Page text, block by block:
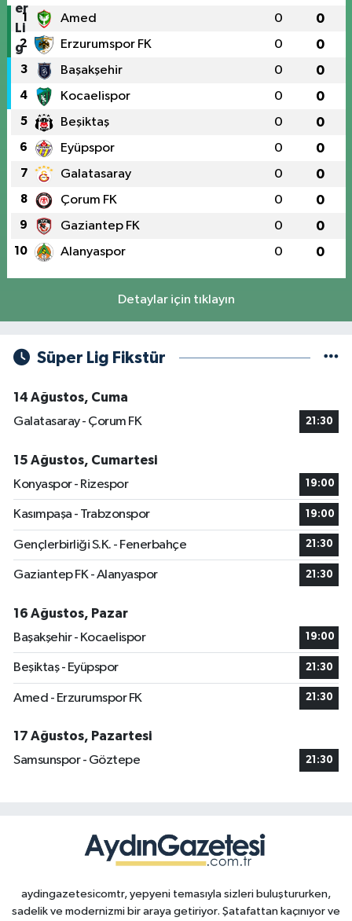
1 Amed 0 0
2 Erzurumspor FK 0 0
3 Başakşehir 0 0
4 Kocaelispor 0 0
5 Beşiktaş 0 0
6 Eyüpspor 0 0
7 Galatasaray 0 0
8 Çorum FK 0 0
9 Gaziantep FK 0 0
10 Alanyaspor 0 0
Detaylar için tıklayın
Süper Lig Fikstür
14 Ağustos, Cuma
Galatasaray - Çorum FK
21:30
15 Ağustos, Cumartesi
Konyaspor - Rizespor
19:00
Kasımpaşa - Trabzonspor 19:00
Gençlerbirliği S.K. - Fenerbahçe 21:30
Gaziantep FK - Alanyaspor 21:30
16 Ağustos, Pazar
Başakşehir - Kocaelispor
19:00
Beşiktaş - Eyüpspor 21:30
Amed - Erzurumspor FK 21:30
17 Ağustos, Pazartesi
Samsunspor - Göztepe
21:30
aydingazetesicomtr, yepyeni temasıyla sizleri buluştururken,
sadelik ve modernizmi bir araya getiriyor. Şatafattan kaçınıyor ve